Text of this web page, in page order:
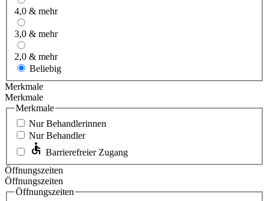
4,0 & mehr
3,0 & mehr
2,0 & mehr
Beliebig
Merkmale
Merkmale
Merkmale
Nur Behandlerinnen
Nur Behandler
Barrierefreier Zugang
Öffnungszeiten
Öffnungszeiten
Öffnungszeiten